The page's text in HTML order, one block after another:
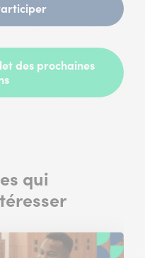
en
ligne
(
ifocop
tous
à
heures
ligne
)
des prochaines
qui